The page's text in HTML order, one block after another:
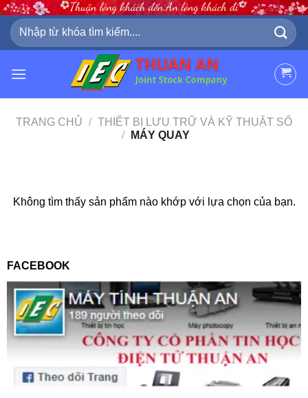
Skip
content
Tìm
kiếm:
TRANG CHỦ / THIẾT BỊ LƯU TRỮ VÀ KỸ THUẬT SỐ
/
MÁY QUAY
Không tìm thấy sản phẩm nào khớp với lựa chọn của bạn.
FACEBOOK